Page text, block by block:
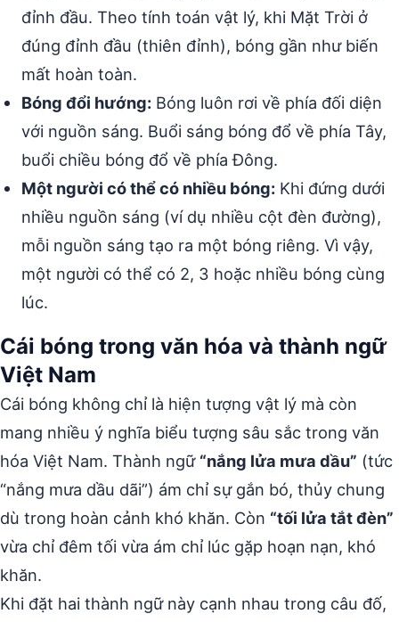
đỉnh đầu. Theo tính toán vật lý, khi Mặt Trời ở
đúng đỉnh đầu (thiên đỉnh), bóng gần như biến
mất hoàn toàn.
Bóng đổi hướng: Bóng luôn rơi về phía đối diện
với nguồn sáng. Buổi sáng bóng đổ về phía Tây,
buổi chiều bóng đổ về phía Đông.
Một người có thể có nhiều bóng: Khi đứng dưới
nhiều nguồn sáng (ví dụ nhiều cột đèn đường),
mỗi nguồn sáng tạo ra một bóng riêng. Vì vậy,
một người có thể có 2, 3 hoặc nhiều bóng cùng
lúc.
Cái bóng trong văn hóa và thành ngữ
Việt Nam
Cái bóng không chỉ là hiện tượng vật lý mà còn
mang nhiều ý nghĩa biểu tượng sâu sắc trong văn
hóa Việt Nam. Thành ngữ “nắng lửa mưa dầu” (tức
“nắng mưa dầu dãi”) ám chỉ sự gắn bó, thủy chung
dù trong hoàn cảnh khó khăn. Còn “tối lửa tắt đèn”
vừa chỉ đêm tối vừa ám chỉ lúc gặp hoạn nạn, khó
khăn.
Khi đặt hai thành ngữ này cạnh nhau trong câu đố,